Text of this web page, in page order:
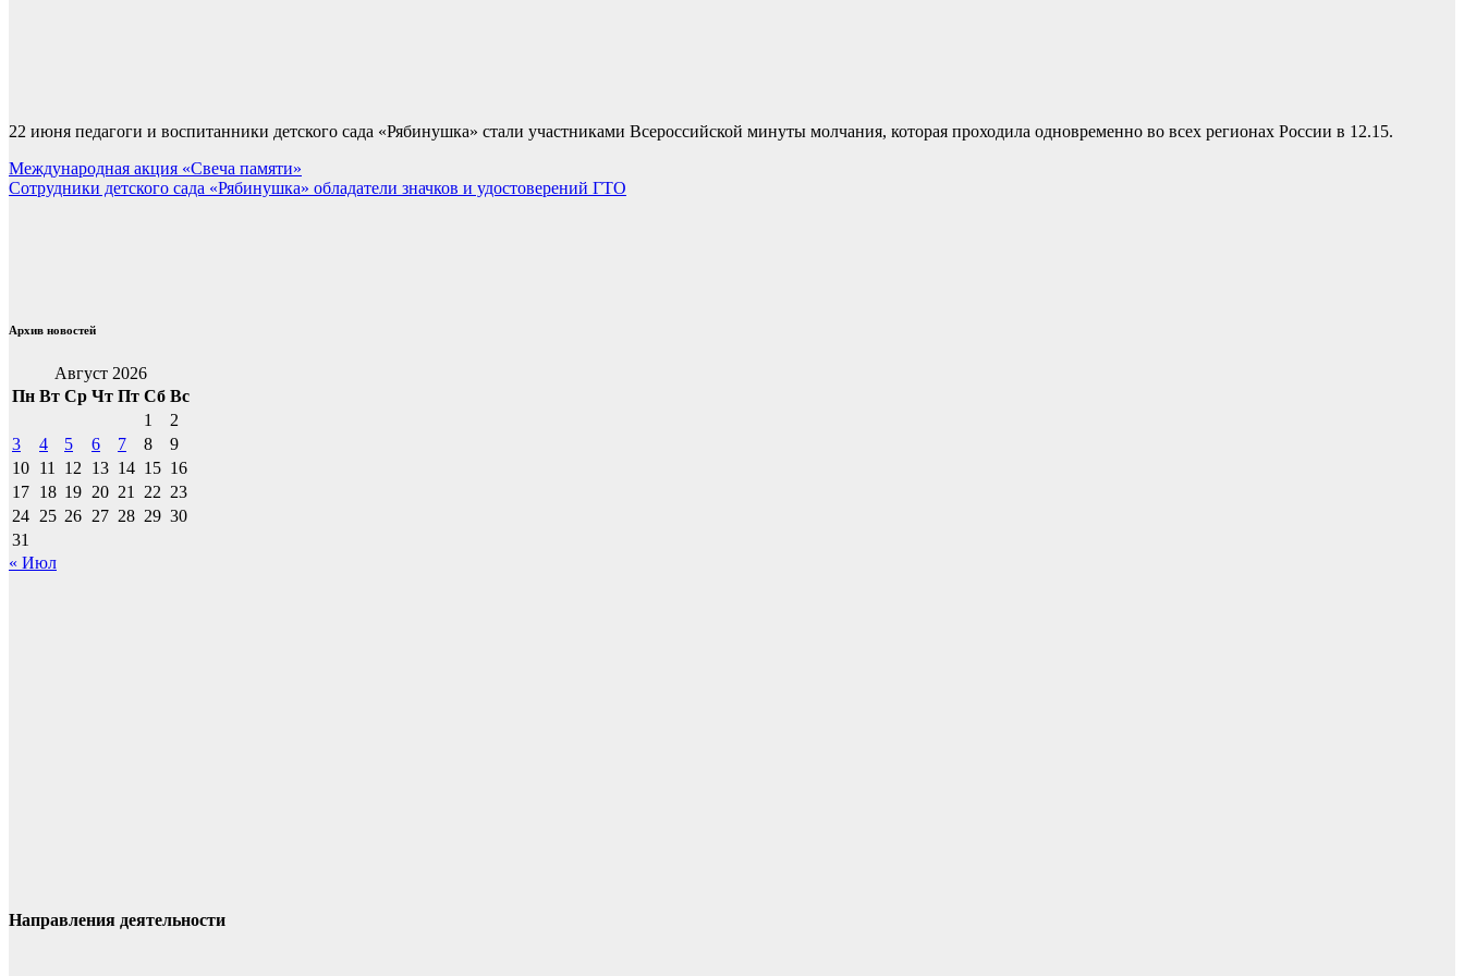
22 июня педагоги и воспитанники детского сада «Рябинушка» стали участниками Всероссийской минуты молчания, которая проходила одновременно во всех регионах России в 12.15.
Навигация
по
Международная акция «Свеча памяти»
Сотрудники детского сада «Рябинушка» обладатели значков и удостоверений ГТО
Архив новостей
Август 2026
Пн Вт Ср Чт Пт Сб Вс
1
2
3
4 5 6 7 8
9
10 11 12 13 14 15 16
17 18 19 20 21 22 23
24 25 26 27 28 29 30
31
« Июл
Направления деятельности